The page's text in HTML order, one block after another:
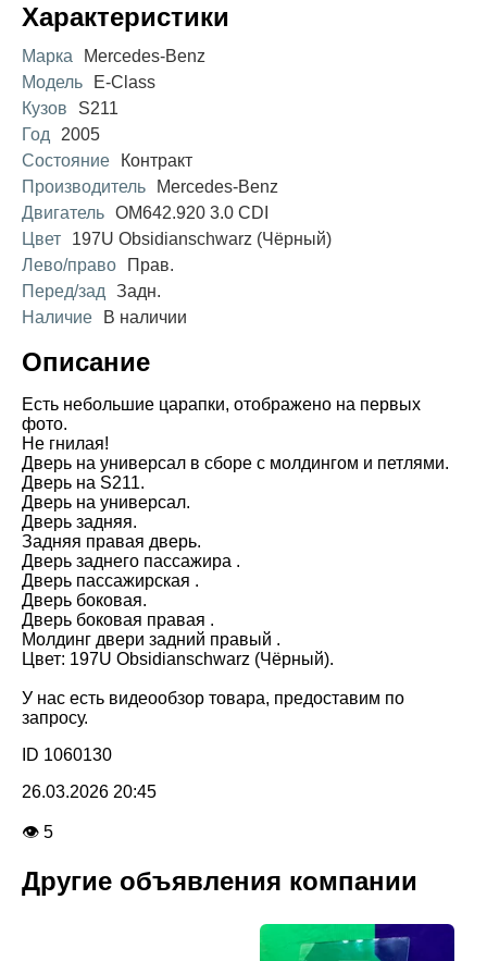
Характеристики
Марка
Mercedes-Benz
Модель
E-Class
Кузов
S211
Год
2005
Состояние
Контракт
Производитель
Mercedes-Benz
Двигатель OM642.920 3.0 CDI
Цвет
197U Obsidianschwarz (Чёрный)
Лево/право
Прав.
Перед/зад
Задн.
Наличие
В наличии
Описание
Есть небольшие царапки, отображено на первых
фото.
Не гнилая!
Дверь на универсал в сборе с молдингом и петлями.
Дверь на S211.
Дверь на универсал.
Дверь задняя.
Задняя правая дверь.
Дверь заднего пассажира .
Дверь пассажирская .
Дверь боковая.
Дверь боковая правая .
Молдинг двери задний правый .
Цвет: 197U Obsidianschwarz (Чёрный).
У нас есть видеообзор товара, предоставим по
запросу.
ID 1060130
26.03.2026 20:45
👁 5
Другие объявления компании